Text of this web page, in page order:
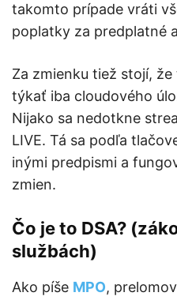
takomto prípade vráti
poplatky za predplatné
Za zmienku tiež stojí,
týkať iba cloudového
Nijako sa nedotkne
LIVE. Tá sa podľa
inými predpismi a
zmien.
Čo je to DSA?
službách)
Ako píše MPO,